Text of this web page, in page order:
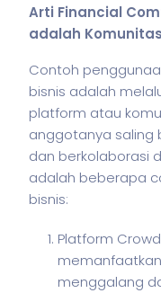
Arti Financial
adalah
Contoh
bisnis adalah
platform atau
anggotanya saling
dan berkolaborasi
adalah beberapa
bisnis:
Platform
menggalang